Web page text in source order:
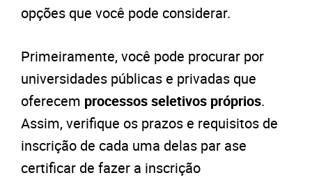
opções que você pode considerar.
Primeiramente, você pode procurar por
universidades públicas e privadas que
oferecem processos seletivos próprios.
Assim, verifique os prazos e requisitos de
inscrição de cada uma delas par ase
certificar de fazer a inscrição